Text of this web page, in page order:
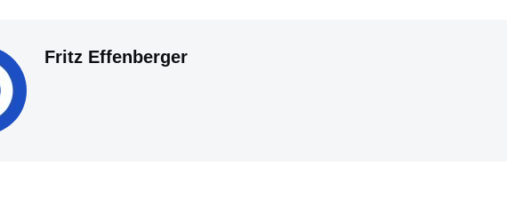
Fritz Effenberger